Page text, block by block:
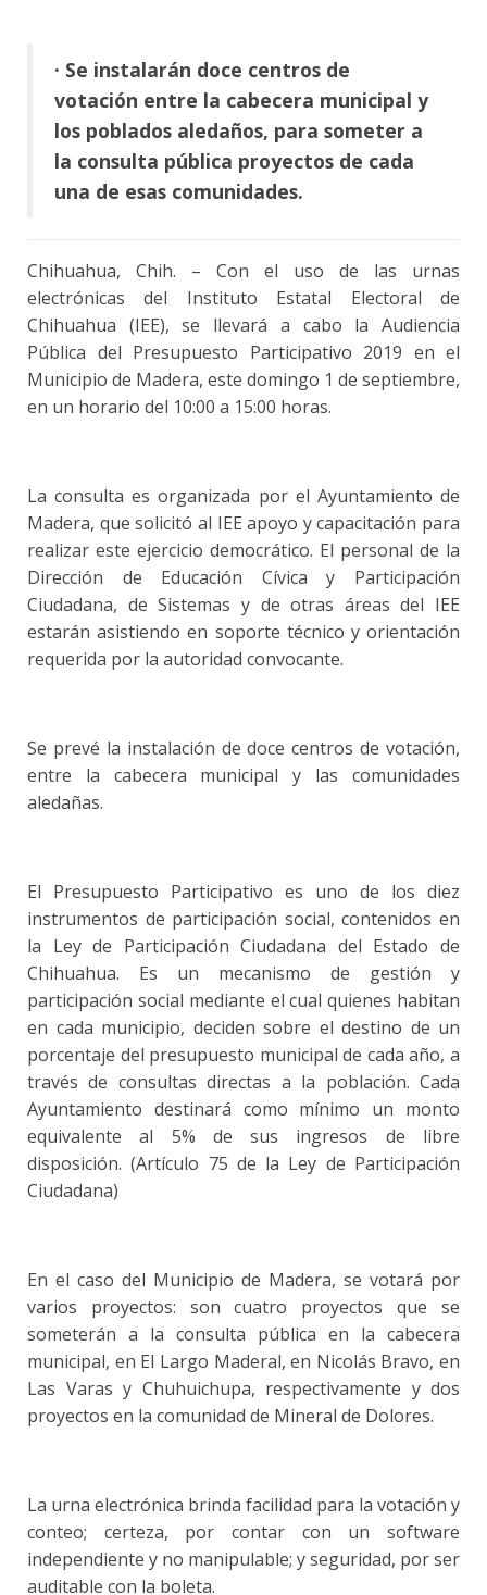
· Se instalarán doce centros de
votación entre la cabecera municipal y
los poblados aledaños, para someter a
la consulta pública proyectos de cada
una de esas comunidades.
Chihuahua, Chih. – Con el uso de las urnas
electrónicas del Instituto Estatal Electoral de
Chihuahua (IEE), se llevará a cabo la Audiencia
Pública del Presupuesto Participativo 2019 en el
Municipio de Madera, este domingo 1 de septiembre,
en un horario del 10:00 a 15:00 horas.
La consulta es organizada por el Ayuntamiento de
Madera, que solicitó al IEE apoyo y capacitación para
realizar este ejercicio democrático. El personal de la
Dirección de Educación Cívica y Participación
Ciudadana, de Sistemas y de otras áreas del IEE
estarán asistiendo en soporte técnico y orientación
requerida por la autoridad convocante.
Se prevé la instalación de doce centros de votación,
entre la cabecera municipal y las comunidades
aledañas.
El Presupuesto Participativo es uno de los diez
instrumentos de participación social, contenidos en
la Ley de Participación Ciudadana del Estado de
Chihuahua. Es un mecanismo de gestión y
participación social mediante el cual quienes habitan
en cada municipio, deciden sobre el destino de un
porcentaje del presupuesto municipal de cada año, a
través de consultas directas a la población. Cada
Ayuntamiento destinará como mínimo un monto
equivalente al 5% de sus ingresos de libre
disposición. (Artículo 75 de la Ley de Participación
Ciudadana)
En el caso del Municipio de Madera, se votará por
varios proyectos: son cuatro proyectos que se
someterán a la consulta pública en la cabecera
municipal, en El Largo Maderal, en Nicolás Bravo, en
Las Varas y Chuhuichupa, respectivamente y dos
proyectos en la comunidad de Mineral de Dolores.
La urna electrónica brinda facilidad para la votación y
conteo; certeza, por contar con un software
independiente y no manipulable; y seguridad, por ser
auditable con la boleta.